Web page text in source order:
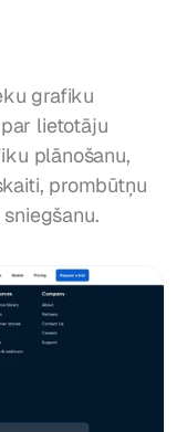
grafiku
lietotāju
plānošanu,
prombūtņu